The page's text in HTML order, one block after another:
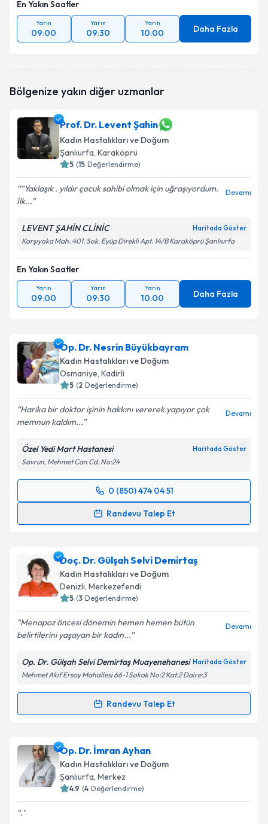
En Yakın Saatler
Yarın
09:00
Yarın
09:30
Yarın
10:00 Daha Fazla
Bölgenize yakın diğer uzmanlar
Prof. Dr. Levent Şahin
Kadın Hastalıkları ve Doğum
Şanlıurfa, Karaköprü
5 (15 Değerlendirme)
“Yaklaşık . yıldır çocuk sahibi olmak için uğraşıyordum.
İlk...
Devamı
LEVENT ŞAHİN CLİNİC Haritada Göster
Karşıyaka Mah. 401. Sok. Eyüp Direkli Apt. 14/B Karaköprü Şanlıurfa
En Yakın Saatler
Yarın
09:00
Yarın
09:30
Yarın
10:00 Daha Fazla
Op. Dr. Nesrin Büyükbayram
Kadın Hastalıkları ve Doğum
Osmaniye, Kadirli
5 (2 Değerlendirme)
Harika bir doktor işinin hakkını vererek yapıyor çok
memnun kaldım...
Devamı
Özel Yedi Mart Hastanesi Haritada Göster
Savrun, Mehmet Can Cd. No:24
0 (850) 474 04 51
Randevu Talep Et
Randevu Takvimi Talebi
için bir takvim hazırlandığında e-posta ile
bilgilendireceğiz.
E-posta Adresiniz
Metni'ni okudum ve kişisel verilerimin belirtilen
kapsamda işlenmesini kabul ediyorum.
Takvim Talebini Gönder
Doç. Dr. Gülşah Selvi Demirtaş
Kadın Hastalıkları ve Doğum
Denizli, Merkezefendi
5 (3 Değerlendirme)
Menapoz öncesi dönemin hemen hemen bütün
belirtilerini yaşayan bir kadın...
Devamı
Op. Dr. Gülşah Selvi Demirtaş Muayenehanesi Haritada Göster
Mehmet Akif Ersoy Mahallesi 66-1 Sokak No:2 Kat:2 Daire:3
Randevu Talep Et
Randevu Takvimi Talebi
Doç. Dr. Gülşah Selvi Demirtaş
talebi oluşturun. Size bu uzmandan randevu almanız
için bir takvim hazırlandığında e-posta ile
bilgilendireceğiz.
Op. Dr. İmran Ayhan
Kadın Hastalıkları ve Doğum
Şanlıurfa, Merkez
4.9 (4 Değerlendirme)
.